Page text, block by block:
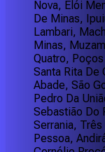
Nova, Elói
De Minas,
Lambari,
Minas,
Quatro,
Santa Rita De
Abade, São
Pedro Da
Sebastião Do
Serrania,
Pessoa,